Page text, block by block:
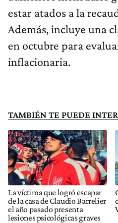
estar atados a la
Además, incluye una
en octubre para
inflacionaria.
TAMBIÉN TE PUEDE
La víctima que logró escapar
de la casa de Claudio Barrelier
el año pasado presenta
lesiones psicológicas graves